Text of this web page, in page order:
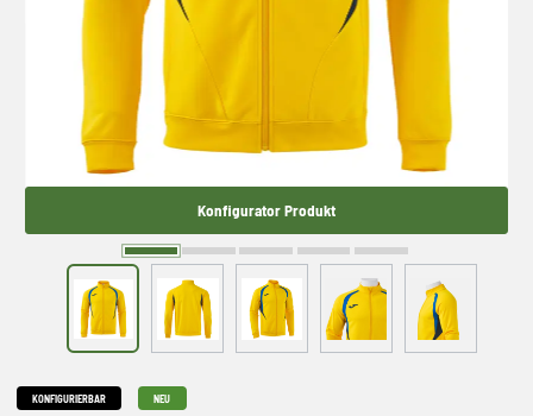
Konfigurator Produkt
KONFIGURIERBAR NEU